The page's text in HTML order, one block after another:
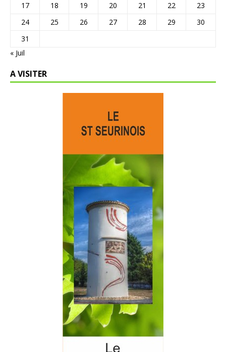
17
18 19 20 21 22
23
24
25 26 27 28 29
30
31
« Juil
A VISITER